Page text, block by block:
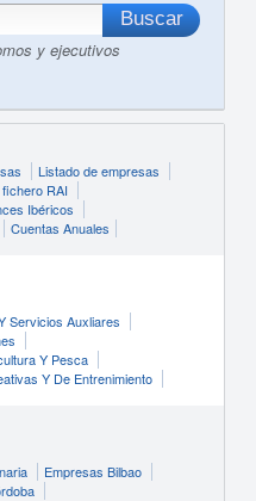
y ejecutivos
Listado de empresas
RAI
Ibéricos
Cuentas Anuales
Servicios Auxliares
Y Pesca
Y De Entrenimiento
Empresas Bilbao